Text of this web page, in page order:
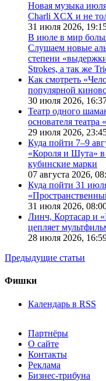
Новая музыка
Charli XCX и не
31 июля 2026,
В июле в мир
Слушаем новые
степени
Strokes, а так же
Как смотреть
популярной
30 июля 2026,
Театр одного
основателя
29 июля 2026,
Куда пойти 7–9
«Короля и Шута»
кубинские марки
07 августа 2026,
Куда пойти 31
31 июля 2026,
Линч, Кортасар и
цепляет
28 июля 2026,
Предыдущие статьи
Фишки
Календарь в RSS
Партнёры
О сайте
Контакты
Реклама
Бизнес-трибуна